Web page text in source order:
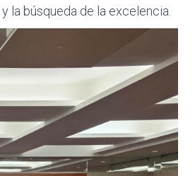
la búsqueda de la excelencia.